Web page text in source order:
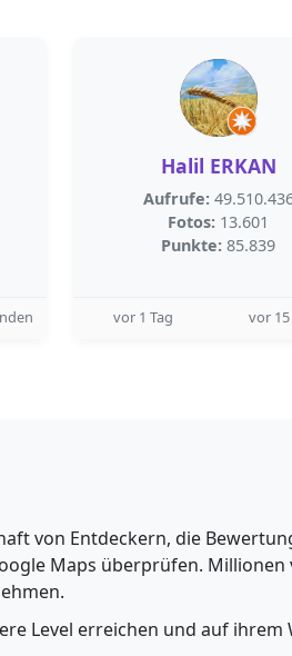
Halil ERKAN
Aufrufe:
Fotos: 13.601
Punkte: 85.839
vor 1 Tag vor
von Entdeckern, die
Maps überprüfen. Millionen
Level erreichen und auf